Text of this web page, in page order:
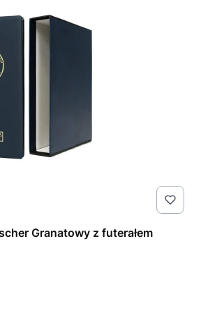
Granatowy z futerałem